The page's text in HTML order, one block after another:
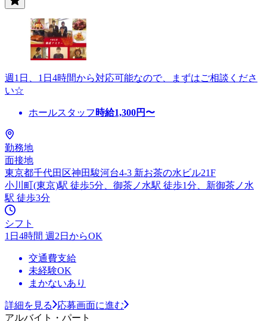
週1日、1日4時間から対応可能なので、まずはご相談くださ
い☆
ホールスタッフ 時給1,300円〜
勤務地
面接地
東京都千代田区神田駿河台4-3 新お茶の水ビル21F
小川町(東京)駅 徒歩5分、御茶ノ水駅 徒歩1分、新御茶ノ水
駅 徒歩3分
シフト
1日4時間 週2日からOK
交通費支給
未経験OK
まかないあり
詳細を見る
応募画面に進む
アルバイト・パート